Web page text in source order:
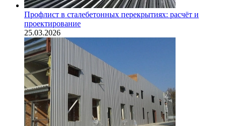
Профлист в сталебетонных перекрытиях: расчёт и
проектирование
25.03.2026